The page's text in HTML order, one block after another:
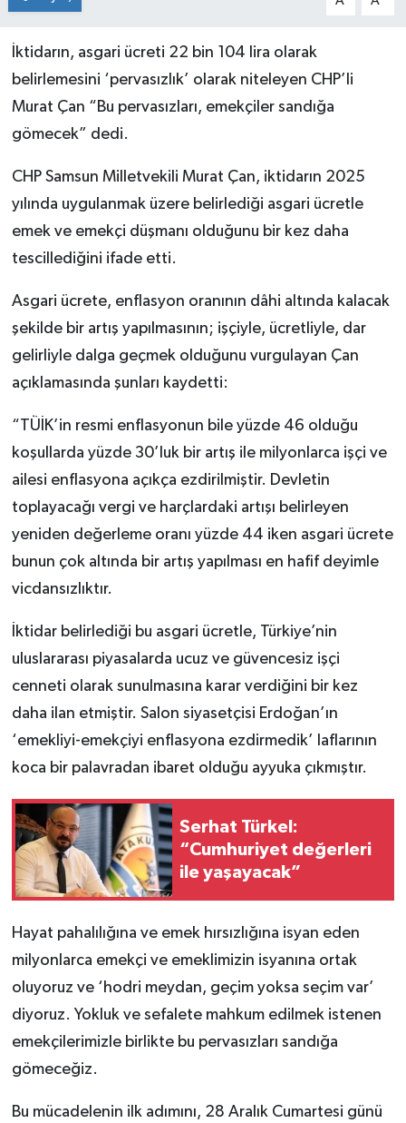
İktidarın, asgari ücreti 22 bin 104 lira olarak
belirlemesini ‘pervasızlık’ olarak niteleyen CHP’li
Murat Çan “Bu pervasızları, emekçiler sandığa
gömecek” dedi.
CHP Samsun Milletvekili Murat Çan, iktidarın 2025
yılında uygulanmak üzere belirlediği asgari ücretle
emek ve emekçi düşmanı olduğunu bir kez daha
tescillediğini ifade etti.
Asgari ücrete, enflasyon oranının dâhi altında kalacak
şekilde bir artış yapılmasının; işçiyle, ücretliyle, dar
gelirliyle dalga geçmek olduğunu vurgulayan Çan
açıklamasında şunları kaydetti:
“TÜİK’in resmi enflasyonun bile yüzde 46 olduğu
koşullarda yüzde 30’luk bir artış ile milyonlarca işçi ve
ailesi enflasyona açıkça ezdirilmiştir. Devletin
toplayacağı vergi ve harçlardaki artışı belirleyen
yeniden değerleme oranı yüzde 44 iken asgari ücrete
bunun çok altında bir artış yapılması en hafif deyimle
vicdansızlıktır.
İktidar belirlediği bu asgari ücretle, Türkiye’nin
uluslararası piyasalarda ucuz ve güvencesiz işçi
cenneti olarak sunulmasına karar verdiğini bir kez
daha ilan etmiştir. Salon siyasetçisi Erdoğan’ın
‘emekliyi-emekçiyi enflasyona ezdirmedik’ laflarının
koca bir palavradan ibaret olduğu ayyuka çıkmıştır.
Serhat Türkel:
“Cumhuriyet değerleri
ile yaşayacak”
Hayat pahalılığına ve emek hırsızlığına isyan eden
milyonlarca emekçi ve emeklimizin isyanına ortak
oluyoruz ve ‘hodri meydan, geçim yoksa seçim var’
diyoruz. Yokluk ve sefalete mahkum edilmek istenen
emekçilerimizle birlikte bu pervasızları sandığa
gömeceğiz.
Bu mücadelenin ilk adımını, 28 Aralık Cumartesi günü